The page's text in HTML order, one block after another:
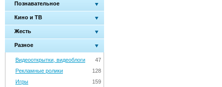
Познавательное
Кино и ТВ
Жесть
Разное
47
Видеооткрытки, видеоблоги
128
Рекламные ролики
159
Игры